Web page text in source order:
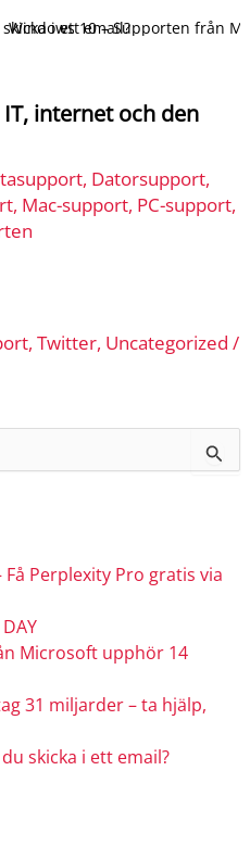
i ett email?
Windows 10 – Supporten från
internet och den
, Datorsupport,
, Mac-support, PC-support,
,Twitter, Uncategorized /
Perplexity Pro gratis via
Microsoft upphör 14
31 miljarder – ta hjälp,
skicka i ett email?